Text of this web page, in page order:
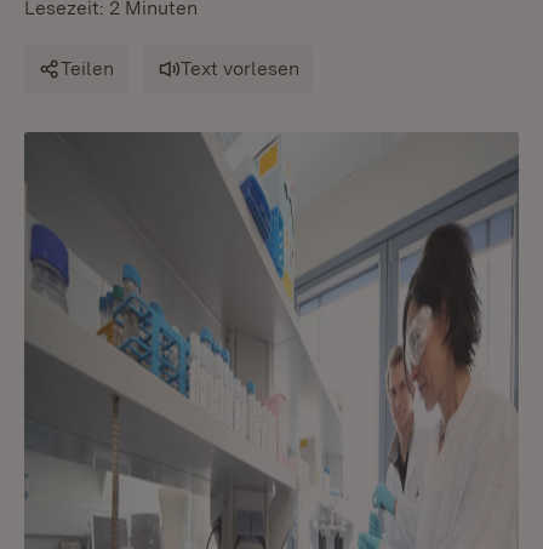
Lesezeit: 2 Minuten
Teilen Text vorlesen